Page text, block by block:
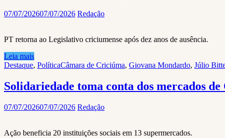
07/07/202607/07/2026 Redação
PT retorna ao Legislativo criciumense após dez anos de ausência.
Leia mais
Destaque, PolíticaCâmara de Criciúma, Giovana Mondardo, Júlio
Solidariedade toma conta dos mercados
07/07/202607/07/2026 Redação
Ação beneficia 20 instituições sociais em 13 supermercados.